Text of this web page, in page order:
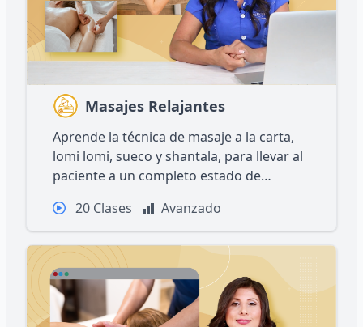
Masajes Relajantes
Aprende la técnica de masaje a la carta,
lomi lomi, sueco y shantala, para llevar al
paciente a un completo estado de
20 Clases Avanzado